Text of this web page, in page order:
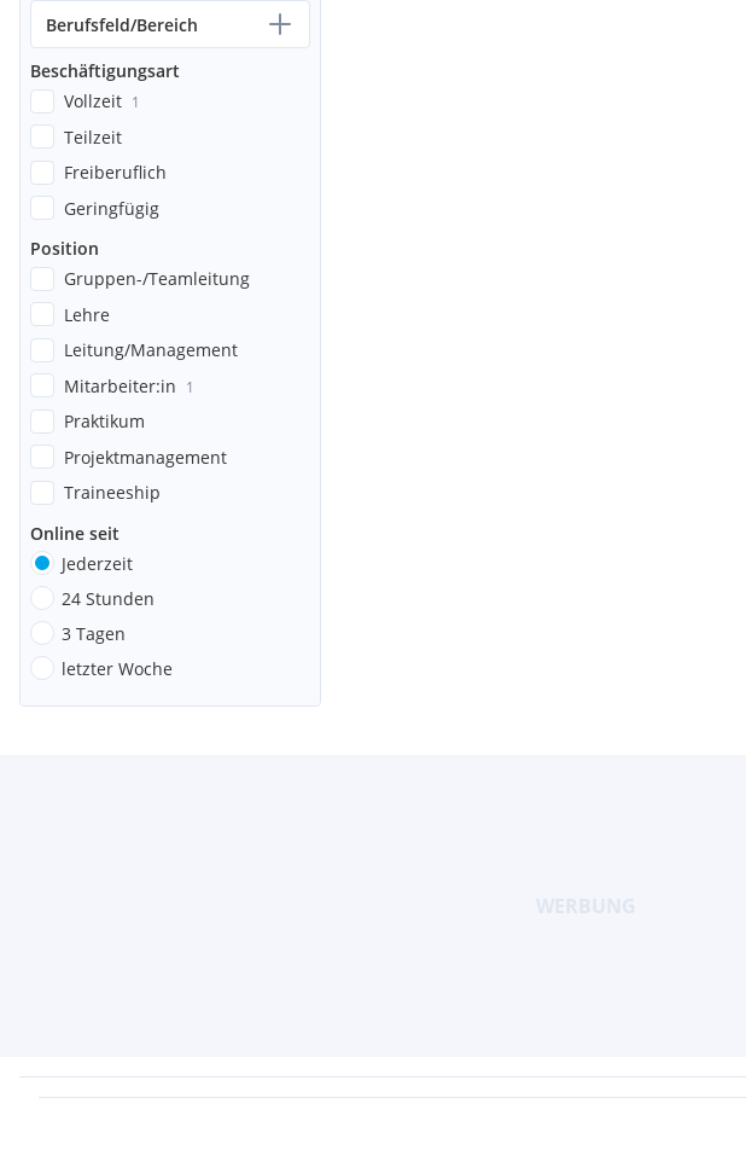
Berufsfeld/Bereich
Beschäftigungsart
Vollzeit 1
Teilzeit
Freiberuflich
Geringfügig
Position
Gruppen-/Teamleitung
Lehre
Leitung/Management
Mitarbeiter:in 1
Praktikum
Projektmanagement
Traineeship
Online seit
Jederzeit
24 Stunden
3 Tagen
letzter Woche